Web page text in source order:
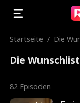
Startseite / Die
Die
82 Episoden